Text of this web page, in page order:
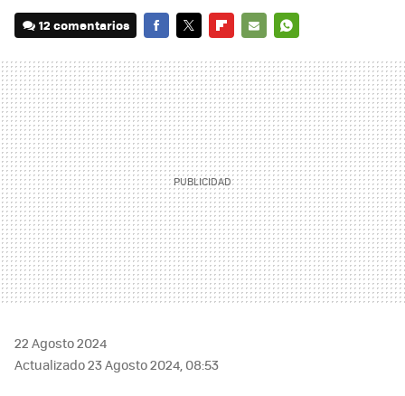
12 comentarios
MAIL
22 Agosto 2024
Actualizado 23 Agosto 2024, 08:53